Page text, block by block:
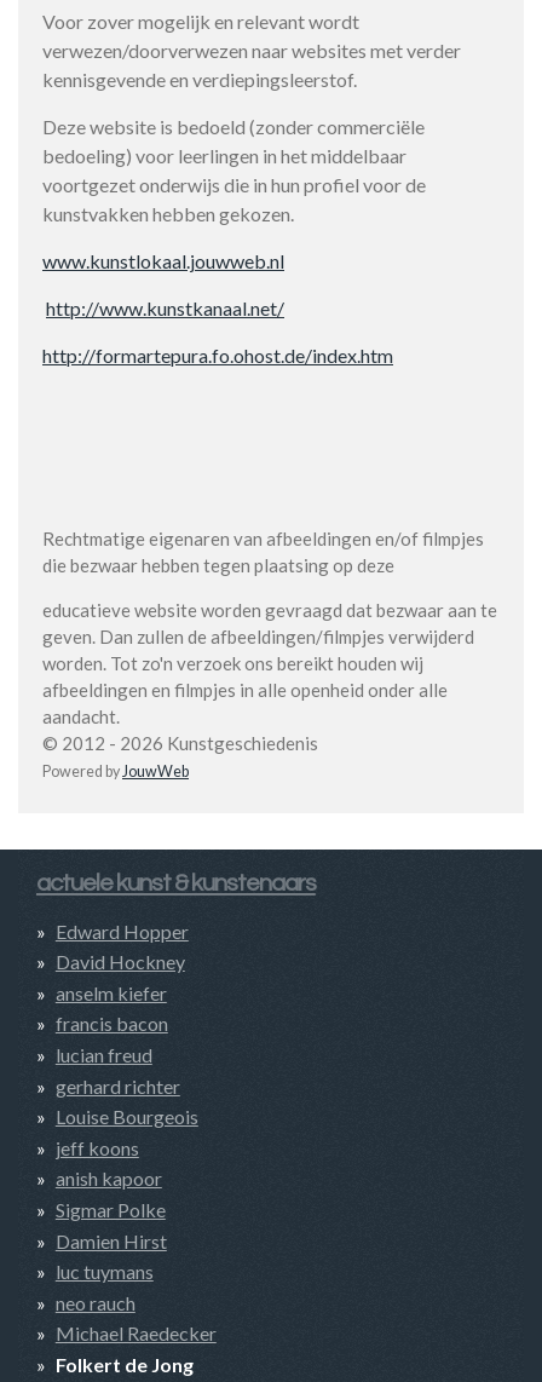
Voor zover mogelijk en relevant wordt
verwezen/doorverwezen naar websites met verder
kennisgevende en verdiepingsleerstof.
Deze website is bedoeld (zonder commerciële
bedoeling) voor leerlingen in het middelbaar
voortgezet onderwijs die in hun profiel voor de
kunstvakken hebben gekozen.
www.kunstlokaal.jouwweb.nl
http://www.kunstkanaal.net/
http://formartepura.fo.ohost.de/index.htm
Rechtmatige eigenaren van afbeeldingen en/of filmpjes
die bezwaar hebben tegen plaatsing op deze
educatieve website worden gevraagd dat bezwaar aan te
geven. Dan zullen de afbeeldingen/filmpjes verwijderd
worden. Tot zo'n verzoek ons bereikt houden wij
afbeeldingen en filmpjes in alle openheid onder alle
aandacht.
© 2012 - 2026 Kunstgeschiedenis
Powered by JouwWeb
actuele kunst & kunstenaars
Edward Hopper
David Hockney
anselm kiefer
francis bacon
lucian freud
gerhard richter
Louise Bourgeois
jeff koons
anish kapoor
Sigmar Polke
Damien Hirst
luc tuymans
neo rauch
Michael Raedecker
Folkert de Jong